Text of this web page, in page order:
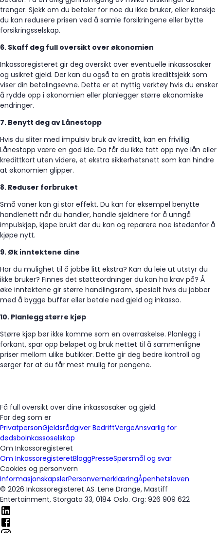
trenger. Sjekk om du betaler for noe du ikke bruker, eller kanskje
du kan redusere prisen ved å samle forsikringene eller bytte
forsikringsselskap.
6. Skaff deg full oversikt over økonomien
Inkassoregisteret gir deg oversikt over eventuelle inkassosaker
og usikret gjeld. Der kan du også ta en gratis kredittsjekk som
viser din betalingsevne. Dette er et nyttig verktøy hvis du ønsker
å rydde opp i økonomien eller planlegger større økonomiske
endringer.
7. Benytt deg av Lånestopp
Hvis du sliter med impulsiv bruk av kreditt, kan en frivillig
Lånestopp være en god ide. Da får du ikke tatt opp nye lån eller
kredittkort uten videre, et ekstra sikkerhetsnett som kan hindre
at økonomien glipper.
8. Reduser forbruket
Små vaner kan gi stor effekt. Du kan for eksempel benytte
handlenett når du handler, handle sjeldnere for å unngå
impulskjøp, kjøpe brukt der du kan og reparere noe istedenfor å
kjøpe nytt.
9. Øk inntektene dine
Har du mulighet til å jobbe litt ekstra? Kan du leie ut utstyr du
ikke bruker? Finnes det støtteordninger du kan ha krav på? Å
øke inntektene gir større handlingsrom, spesielt hvis du jobber
med å bygge buffer eller betale ned gjeld og inkasso.
10. Planlegg større kjøp
Større kjøp bør ikke komme som en overraskelse. Planlegg i
forkant, spar opp beløpet og bruk nettet til å sammenligne
priser mellom ulike butikker. Dette gir deg bedre kontroll og
sørger for at du får mest mulig for pengene.
Få full oversikt over dine inkassosaker og gjeld.
For deg som er
PrivatpersonGjeldsrådgiver BedriftVergeAnsvarlig for
dødsboInkassoselskap
Om Inkassoregisteret
Om InkassoregisteretBloggPresseSpørsmål og svar
Cookies og personvern
InformasjonskapslerPersonvernerklæringÅpenhetsloven
© 2026 Inkassoregisteret AS. Lene Drange, Mastiff
Entertainment, Storgata 33, 0184 Oslo. Org: 926 909 622